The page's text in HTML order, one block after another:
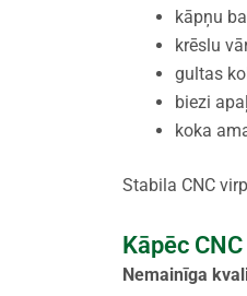
kāpņu
krēslu
gultas
biezi
koka
Stabila CNC
Kāpēc
Nemainīga